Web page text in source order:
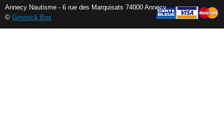
Annecy Nautisme - 6 rue des Marquisats 74000 Annecy
© Gimmick Box